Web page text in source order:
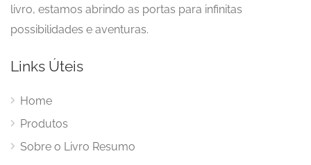
livro, estamos abrindo as portas para infinitas
possibilidades e aventuras.
Links Úteis
Home
Produtos
Sobre o Livro Resumo